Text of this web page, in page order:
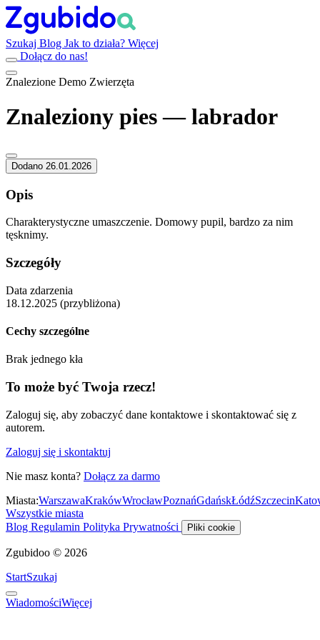
Szukaj Blog Jak to działa? Więcej
Dołącz do nas!
Znalezione Demo Zwierzęta
Znaleziony pies — labrador
Dodano 26.01.2026
Opis
Charakterystyczne umaszczenie. Domowy pupil, bardzo za nim
tęsknimy.
Szczegóły
Data zdarzenia
18.12.2025 (przybliżona)
Cechy szczególne
Brak jednego kła
To może być Twoja rzecz!
Zaloguj się, aby zobaczyć dane kontaktowe i skontaktować się z
autorem.
Zaloguj się i skontaktuj
Nie masz konta? Dołącz za darmo
Miasta:WarszawaKrakówWrocławPoznańGdańskŁódźSzczecin
Wszystkie miasta
Blog Regulamin Polityka Prywatności Pliki cookie
Zgubidoo © 2026
StartSzukaj
WiadomościWięcej